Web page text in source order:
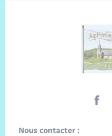
Nous contacter :